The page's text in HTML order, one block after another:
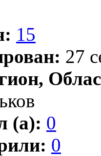
15
27
(а): 0
0